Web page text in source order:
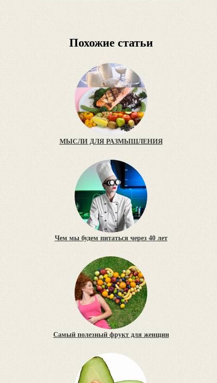
Похожие статьи
МЫСЛИ ДЛЯ РАЗМЫШЛЕНИЯ
Чем мы будем питаться через 40 лет
Самый полезный фрукт для женщин